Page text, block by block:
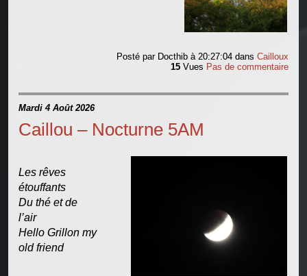
Posté par Docthib à 20:27:04dansCailloux
15 Vues Pas de commentaire
Mardi 4 Août 2026
Caillou – Nocturne 5AM
Les rêves
étouffants
Du thé et de
l’air
Hello Grillon my
old friend